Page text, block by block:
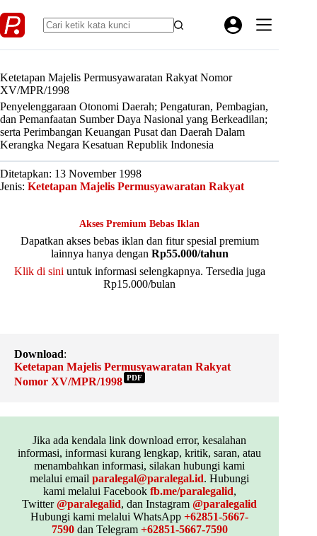
to
content
Ketetapan Majelis Permusyawaratan Rakyat Nomor
XV/MPR/1998
Penyelenggaraan Otonomi Daerah; Pengaturan, Pembagian,
dan Pemanfaatan Sumber Daya Nasional yang Berkeadilan;
serta Perimbangan Keuangan Pusat dan Daerah Dalam
Kerangka Negara Kesatuan Republik Indonesia
Ditetapkan: 13 November 1998
Jenis: Ketetapan Majelis Permusyawaratan Rakyat
Akses Premium Bebas Iklan
Dapatkan akses bebas iklan dan fitur spesial premium
lainnya hanya dengan Rp55.000/tahun
Klik di sini untuk informasi selengkapnya. Tersedia juga
Rp15.000/bulan
Download:
Ketetapan Majelis Permusyawaratan Rakyat
Nomor XV/MPR/1998 PDF
Jika ada kendala link download error, kesalahan
informasi, informasi kurang lengkap, kritik, saran, atau
menambahkan informasi, silakan hubungi kami
melalui emailparalegal@paralegal.id. Hubungi
kami melalui Facebook fb.me/paralegalid,
Twitter@paralegalid, dan Instagram@paralegalid
Hubungi kami melalui WhatsApp+62851-5667-
7590dan Telegram +62851-5667-7590